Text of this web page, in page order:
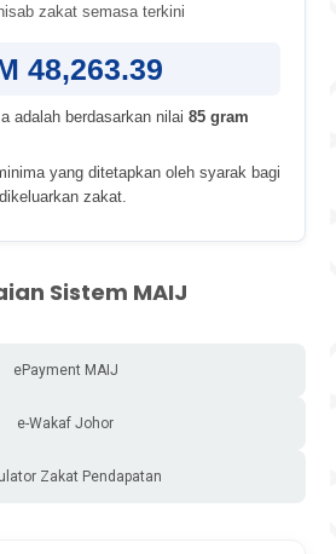
zakat semasa terkini
48,263.39
adalah berdasarkan nilai 85 gram
yang ditetapkan oleh syarak bagi
zakat.
Sistem MAIJ
ePayment MAIJ
e-Wakaf Johor
Zakat Pendapatan